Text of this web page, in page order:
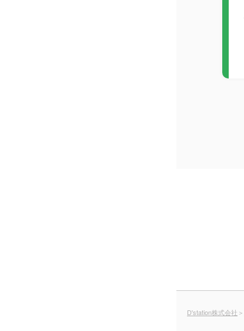
D'station株式会社 ＞